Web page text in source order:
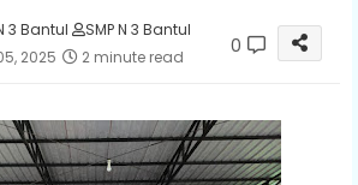
3 Bantul
SMP N 3 Bantul
2025
2 minute read 0